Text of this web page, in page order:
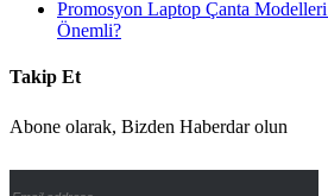
Promosyon Laptop Çanta
Önemli?
Takip Et
Abone olarak, Bizden Haberdar olun